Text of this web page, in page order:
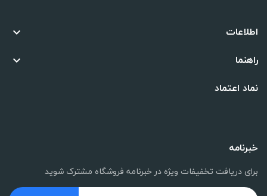
اطلاعات 
راهنما 
نماد اعتماد
خبرنامه
برای دریافت تخفیفات ویژه در خبرنامه فروشگاه مشترک شوید